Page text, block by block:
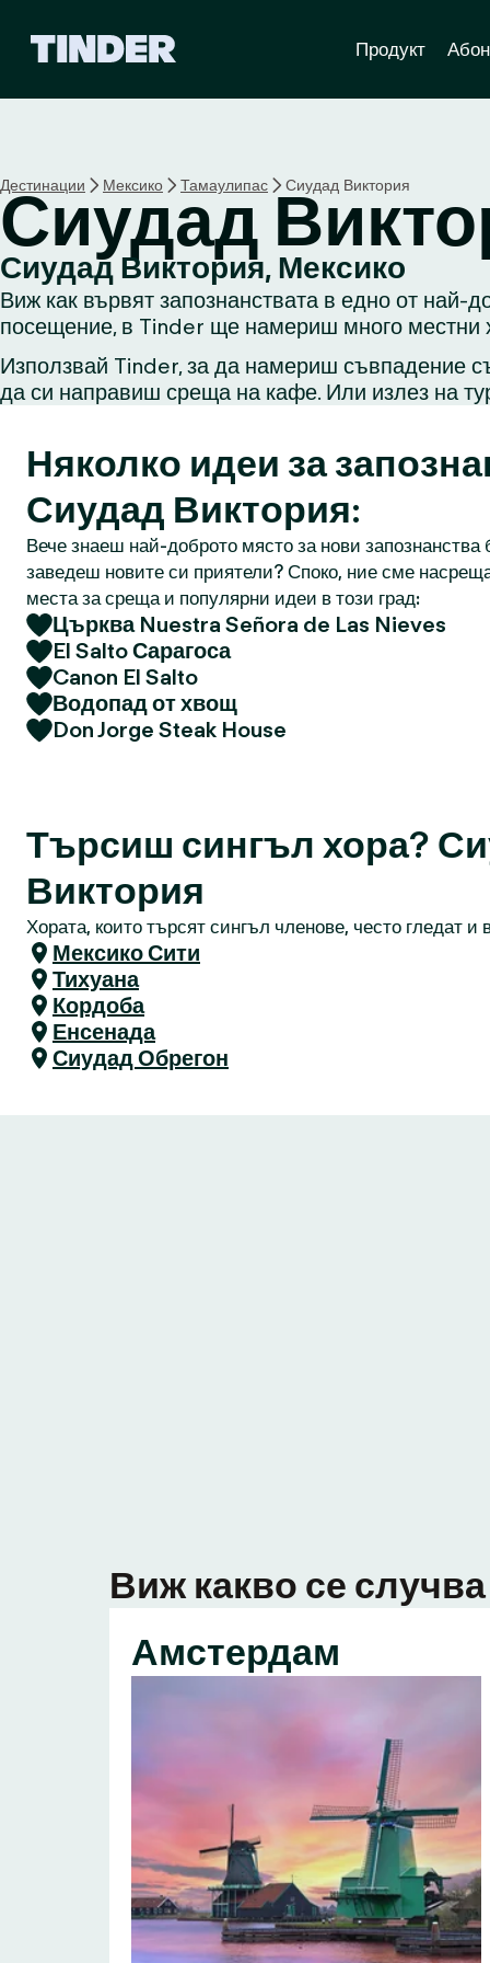
Н
а
ч
а
л
о
Продукт
Дестинации Мексико Тамаулипас Сиудад Виктория
Сиудад
Сиудад Виктория, Мексико
Виж как вървят запознанствата в едно от
посещение, в Tinder ще намериш много местни
Използвай Tinder, за да намериш съвпадение
да си направиш среща на кафе. Или излез на
Няколко идеи за
Сиудад Виктория:
Вече знаеш най-доброто място за нови
заведеш новите си приятели? Споко, ние сме
места за среща и популярни идеи в този град:
Църква Nuestra Señora de Las Nieves
El Salto Сарагоса
Canon El Salto
Водопад от хвощ
Don Jorge Steak House
Търсиш сингъл хора?
Виктория
Хората, които търсят сингъл членове, често гледат и
Мексико Сити
Тихуана
Кордоба
Енсенада
Сиудад Обрегон
Виж какво се
Амстердам